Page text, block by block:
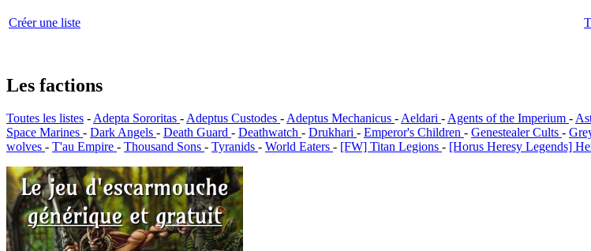
Créer une liste
Les factions
Toutes les listes -Adepta Sororitas -Adeptus Custodes -Adeptus Mechanicus -Aeldari -Agents of the Imperium -
Space Marines - Dark Angels - Death Guard - Deathwatch - Drukhari - Emperor's Children - Genestealer Cults -
wolves - T'au Empire - Thousand Sons - Tyranids - World Eaters - [FW] Titan Legions - [Horus Heresy Legends]